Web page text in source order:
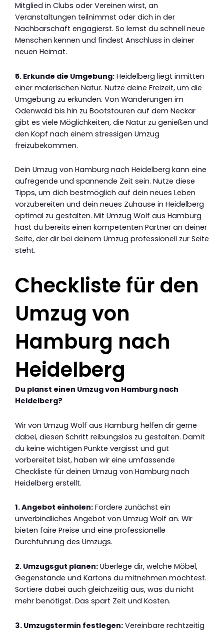
Mitglied in Clubs oder Vereinen wirst, an
Veranstaltungen teilnimmst oder dich in der
Nachbarschaft engagierst. So lernst du schnell neue
Menschen kennen und findest Anschluss in deiner
neuen Heimat.
5. Erkunde die Umgebung: Heidelberg liegt inmitten
einer malerischen Natur. Nutze deine Freizeit, um die
Umgebung zu erkunden. Von Wanderungen im
Odenwald bis hin zu Bootstouren auf dem Neckar
gibt es viele Möglichkeiten, die Natur zu genießen und
den Kopf nach einem stressigen Umzug
freizubekommen.
Dein Umzug von Hamburg nach Heidelberg kann eine
aufregende und spannende Zeit sein. Nutze diese
Tipps, um dich bestmöglich auf dein neues Leben
vorzubereiten und dein neues Zuhause in Heidelberg
optimal zu gestalten. Mit Umzug Wolf aus Hamburg
hast du bereits einen kompetenten Partner an deiner
Seite, der dir bei deinem Umzug professionell zur Seite
steht.
Checkliste für den
Umzug von
Hamburg nach
Heidelberg
Du planst einen Umzug von Hamburg nach
Heidelberg?
Wir von Umzug Wolf aus Hamburg helfen dir gerne
dabei, diesen Schritt reibungslos zu gestalten. Damit
du keine wichtigen Punkte vergisst und gut
vorbereitet bist, haben wir eine umfassende
Checkliste für deinen Umzug von Hamburg nach
Heidelberg erstellt.
1. Angebot einholen: Fordere zunächst ein
unverbindliches Angebot von Umzug Wolf an. Wir
bieten faire Preise und eine professionelle
Durchführung des Umzugs.
2. Umzugsgut planen: Überlege dir, welche Möbel,
Gegenstände und Kartons du mitnehmen möchtest.
Sortiere dabei auch gleichzeitig aus, was du nicht
mehr benötigst. Das spart Zeit und Kosten.
3. Umzugstermin festlegen: Vereinbare rechtzeitig